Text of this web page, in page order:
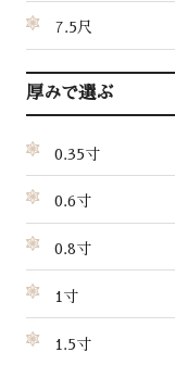
7.5尺
厚みで選ぶ
0.35寸
0.6寸
0.8寸
1寸
1.5寸